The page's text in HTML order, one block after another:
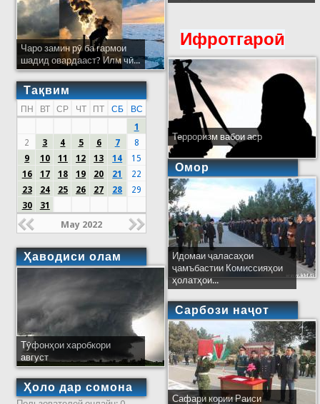
Чаро замин рӯ ба гармои
шадид овардааст? Илм чӣ...
Тақвим
ПН ВТ СР ЧТ ПТ СБ
ВС
1
2
3 4 5 6 7
8
9
10 11 12 13 14
15
16
17 18 19 20 21
22
23
24 25 26 27 28
29
30
31
May 2022
Ҳаводиси олам
Тӯфонҳои харобкори
август
Ҳоло дар сомона
Ифротгароӣ
Терроризм вабои аср
Омор
Идомаи ҷаласаҳои
ҷамъбастии Комиссияҳои
ҳолатҳои...
Сарбози наҷот
Сафари кории Раиси